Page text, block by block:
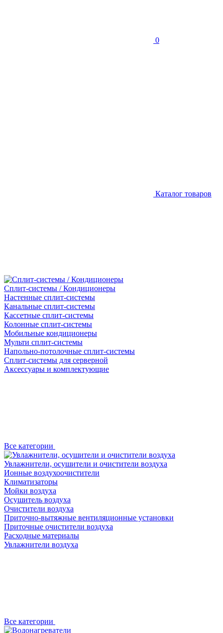
0
Каталог товаров
Сплит-системы / Кондиционеры
Настенные сплит-системы
Канальные сплит-системы
Кассетные сплит-системы
Колонные сплит-системы
Мобильные кондиционеры
Мульти сплит-системы
Напольно-потолочные сплит-системы
Сплит-системы для серверной
Аксессуары и комплектующие
Все категории
Увлажнители, осушители и очистители воздуха
Ионные воздухоочистители
Климатизаторы
Мойки воздуха
Осушитель воздуха
Очистители воздуха
Приточно-вытяжные вентиляционные установки
Приточные очистители воздуха
Расходные материалы
Увлажнители воздуха
Все категории